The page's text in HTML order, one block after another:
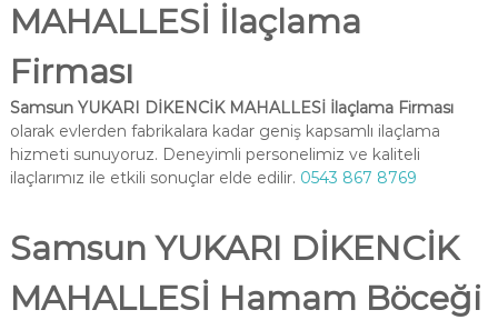
MAHALLESİ İlaçlama
Firması
Samsun YUKARI DİKENCİK MAHALLESİ İlaçlama Firması
olarak evlerden fabrikalara kadar geniş kapsamlı ilaçlama
hizmeti sunuyoruz. Deneyimli personelimiz ve kaliteli
ilaçlarımız ile etkili sonuçlar elde edilir. 0543 867 8769
Samsun YUKARI DİKENCİK
MAHALLESİ Hamam Böceği